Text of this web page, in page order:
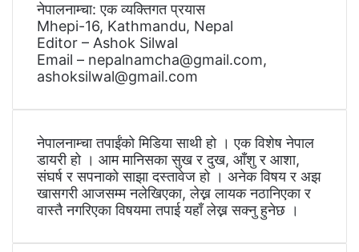
नेपालनाम्चा: एक व्यक्तिगत प्रयास
Mhepi-16, Kathmandu, Nepal
Editor – Ashok Silwal
Email – nepalnamcha@gmail.com,
ashoksilwal@gmail.com
नेपालनाम्चा तपाईंको मिडिया साथी हो । एक विशेष नेपाल
डायरी हो । आम मानिसका सुख र दुख, आँशु र आशा,
संघर्ष र सपनाको साझा दस्तावेज हो । अनेक विषय र अझ
खासगरी आजसम्म नलेखिएका, लेख्न लायक नठानिएका र
वास्तै नगरिएका विषयमा तपाई यहाँ लेख्न सक्नु हुनेछ ।